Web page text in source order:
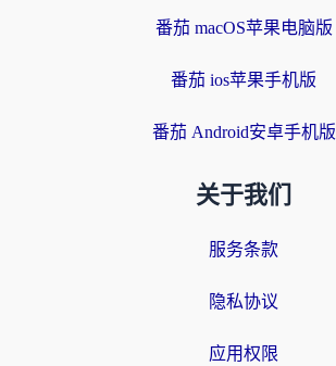
番茄 macOS苹果电脑版
番茄 ios苹果手机版
番茄 Android安卓手机版
关于我们
服务条款
隐私协议
应用权限